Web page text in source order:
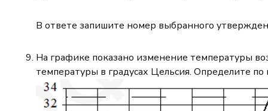
В ответе запишите номер выбранного
На графике показано изменение температуры
температуры в градусах Цельсия. Определите